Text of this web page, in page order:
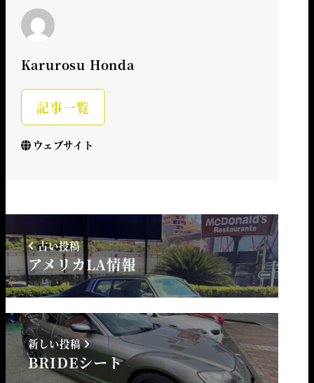
Karurosu Honda
記事一覧
ウェブサイト
古い投稿
アメリカLA情報
新しい投稿
BRIDEシート